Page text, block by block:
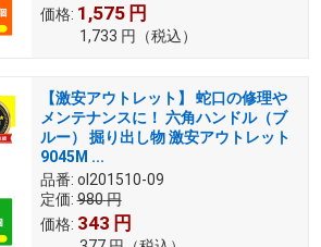
価格: 1,575 円
1,733 円 （税込）
【激安アウトレット】 蛇口の修理や
メンテナンスに！ 六角ハンドル（ブ
ルー） 掘り出し物 激安アウトレット
9045M ...
品番: ol201510-09
定価: 980円
価格: 343 円